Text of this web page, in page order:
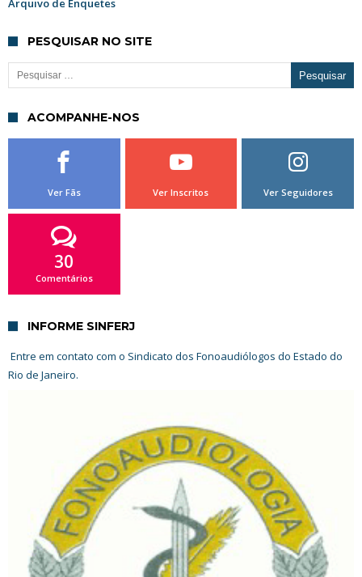
Arquivo de Enquetes
PESQUISAR NO SITE
Pesquisar por:
ACOMPANHE-NOS
Ver Fãs Ver Inscritos Ver Seguidores
30
Comentários
INFORME SINFERJ
Entre em contato com o Sindicato dos Fonoaudiólogos do Estado do
Rio de Janeiro.